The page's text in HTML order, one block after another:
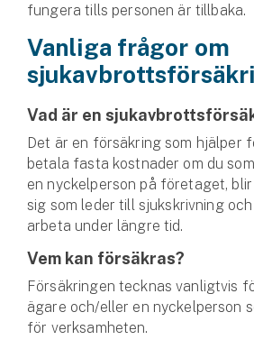
fungera tills personen är tillbaka.
Vanliga frågor om
Vad är en
Det är en försäkring som hjälper
betala fasta kostnader om du
en nyckelperson på företaget,
sig som leder till sjukskrivning
arbeta under längre tid.
Vem kan försäkras?
Försäkringen tecknas vanligtvis
ägare och/eller en nyckelperson
för verksamheten.